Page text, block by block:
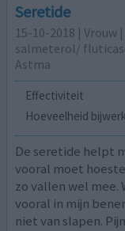
Seretide
15-10-2018 | Vrouw |
salmeterol/
Astma
Effectiviteit
Hoeveelheid
De seretide helpt
vooral moet
zo vallen wel mee.
vooral in mijn
niet van slapen.